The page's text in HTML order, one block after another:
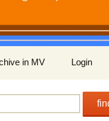
in MV Login